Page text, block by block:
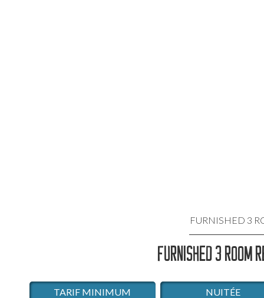
FURNISHED 3
FURNISHED 3 ROOM
TARIF MINIMUM NUITÉE